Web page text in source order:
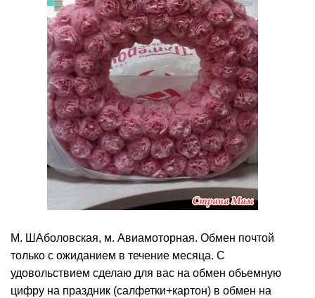
М. ШАболовская, м. Авиамоторная. Обмен почтой
только с ожиданием в течение месяца. С
удовольствием сделаю для вас на обмен обьемную
цифру на праздник (салфетки+картон) в обмен на